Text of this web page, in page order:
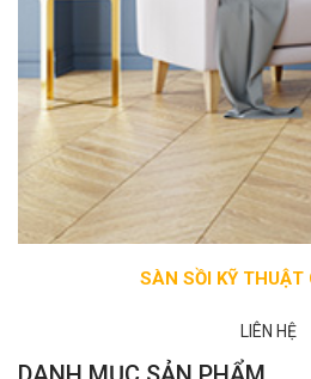
SÀN SỒI KỸ THUẬT
LIÊN HỆ